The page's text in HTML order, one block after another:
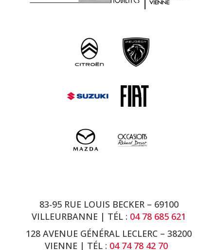
83-95 RUE LOUIS BECKER – 69100
VILLEURBANNE | TÉL : 04 78 685 621
128 AVENUE GÉNÉRAL LECLERC – 38200
VIENNE | TÉL : 04 74 78 42 70